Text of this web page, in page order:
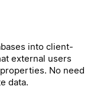
into client-
external users
No need
data.